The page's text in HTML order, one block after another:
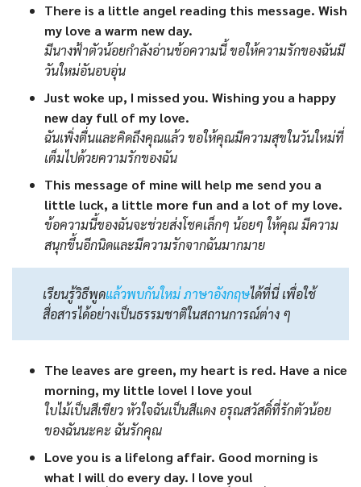
There is a little angel reading this message. Wish
my love a warm new day.
มีนางฟ้าตัวน้อยกำลังอ่านข้อความนี้ ขอให้ความรักของฉันมี
วันใหม่อันอบอุ่น
Just woke up, I missed you. Wishing you a happy
new day full of my love.
ฉันเพิ่งตื่นและคิดถึงคุณแล้ว ขอให้คุณมีความสุขในวันใหม่ที่
เต็มไปด้วยความรักของฉัน
This message of mine will help me send you a
little luck, a little more fun and a lot of my love.
ข้อความนี้ของฉันจะช่วยส่งโชคเล็กๆ น้อยๆ ให้คุณ มีความ
สนุกขึ้นอีกนิดและมีความรักจากฉันมากมาย
เรียนรู้วิธีพูดแล้วพบกันใหม่ ภาษาอังกฤษได้ที่นี่ เพื่อใช้
สื่อสารได้อย่างเป็นธรรมชาติในสถานการณ์ต่าง ๆ
The leaves are green, my heart is red. Have a nice
morning, my little love! I love you!
ใบไม้เป็นสีเขียว หัวใจฉันเป็นสีแดง อรุณสวัสดิ์ที่รักตัวน้อย
ของฉันนะคะ ฉันรักคุณ
Love you is a lifelong affair. Good morning is
what I will do every day. I love you!